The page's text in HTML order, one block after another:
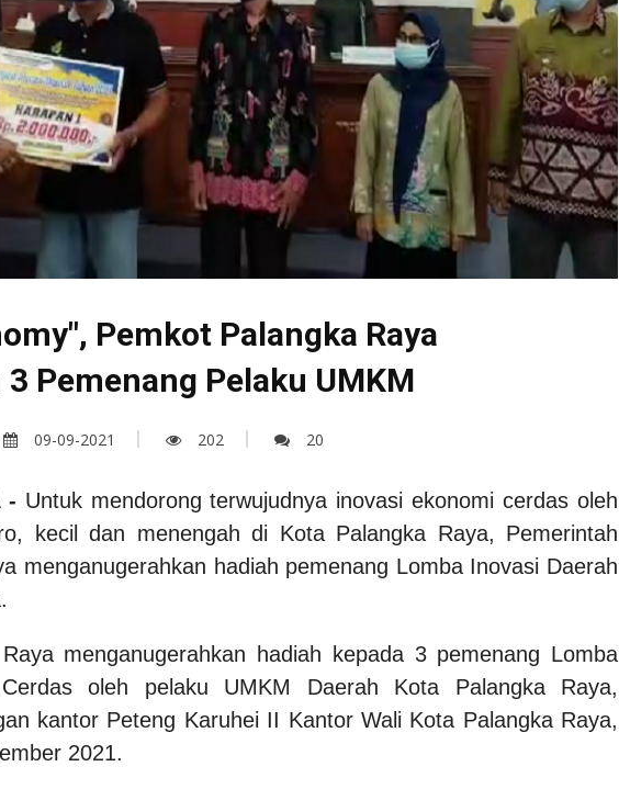
Pemkot Palangka Raya
Pemenang Pelaku UMKM
09-09-2021 202 20
- Untuk mendorong terwujudnya inovasi ekonomi cerdas oleh
kecil dan menengah di Kota Palangka Raya, Pemerintah
menganugerahkan hadiah pemenang Lomba Inovasi Daerah
menganugerahkan hadiah kepada 3 pemenang Lomba
oleh pelaku UMKM Daerah Kota Palangka Raya,
kantor Peteng Karuhei II Kantor Wali Kota Palangka Raya,
2021.